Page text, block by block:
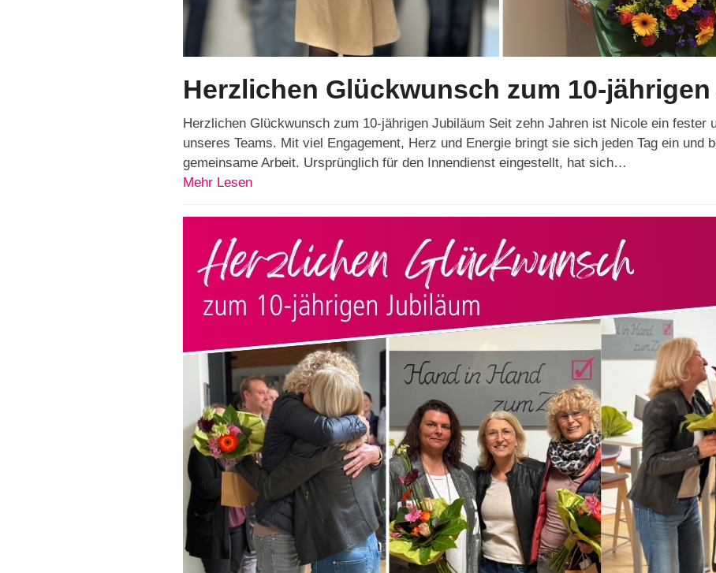
Herzlichen Glückwunsch zum 10-
Herzlichen Glückwunsch zum 10-jährigen Jubiläum Seit zehn Jahren ist Nicole ein fester
unseres Teams. Mit viel Engagement, Herz und Energie bringt sie sich jeden Tag ein und
gemeinsame Arbeit. Ursprünglich für den Innendienst eingestellt, hat sich…
Mehr Lesen